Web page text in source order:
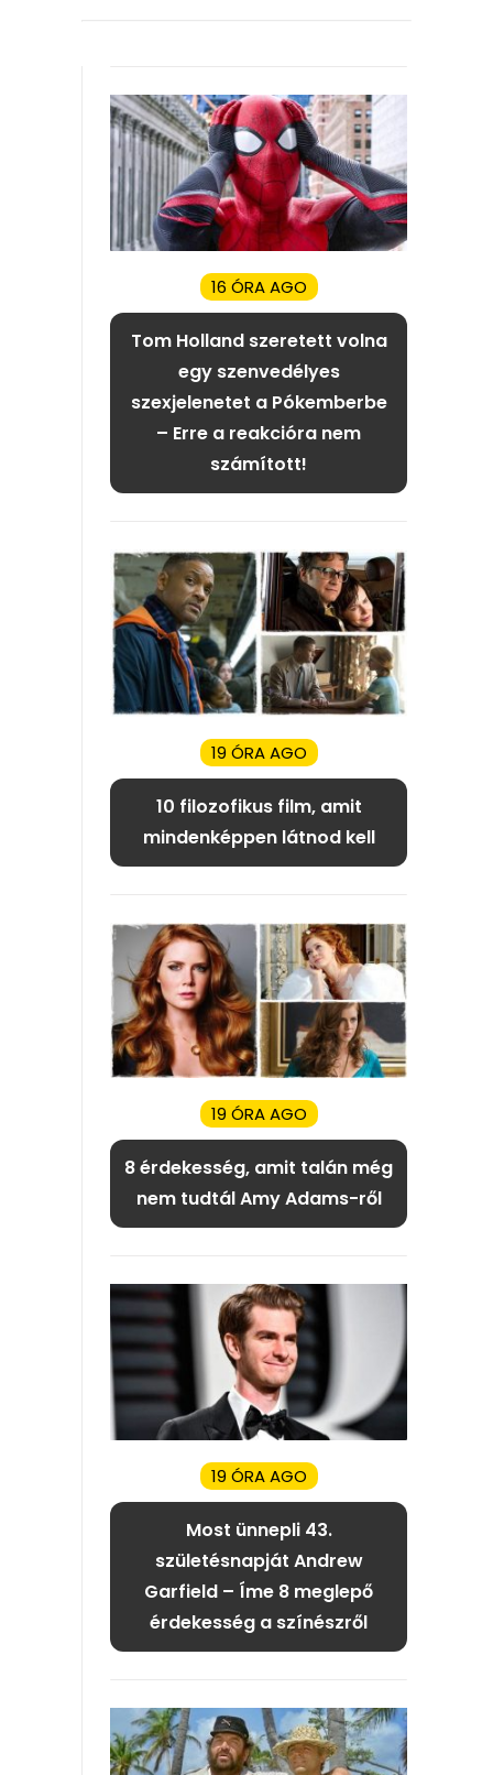
16 ÓRA AGO
Tom Holland szeretett volna
egy szenvedélyes
szexjelenetet a Pókemberbe
– Erre a reakcióra nem
számított!
19 ÓRA AGO
10 filozofikus film, amit
mindenképpen látnod kell
19 ÓRA AGO
8 érdekesség, amit talán még
nem tudtál Amy Adams-ről
19 ÓRA AGO
Most ünnepli 43.
születésnapját Andrew
Garfield – Íme 8 meglepő
érdekesség a színészről